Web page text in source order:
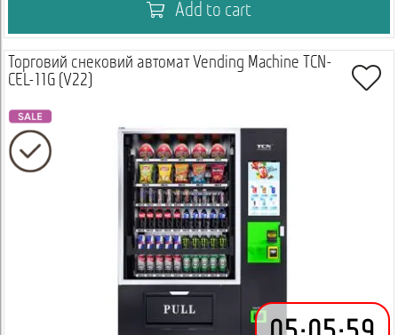
Add to cart
Торговий снековий автомат Vending Machine TCN-
CEL-11G (V22)